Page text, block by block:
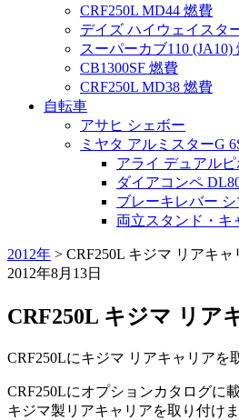
CRF250L MD44 燃費
デイズ ハイウェイスタ
スーパーカブ110 (JA10)
CB1300SF 燃費
CRF250L MD38 燃費
自転車
アサヒ シェボー
ミヤタ アルミスターG
アライ デュアル
ダイアコンペ
ブレーキレバー
両立スタンド・キ
2012年 > CRF250L キジマ リアキ
2012年8月13日
CRF250L キジマ リア
CRF250Lにキジマ リアキャリアを
CRF250Lにオプションカタログに
キジマ製リアキャリアを取り付けま